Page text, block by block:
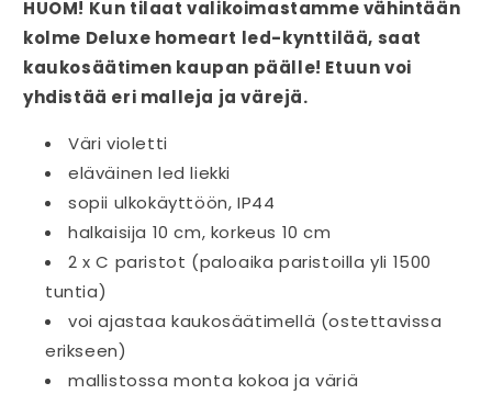
HUOM! Kun tilaat valikoimastamme vähintään
kolme Deluxe homeart led-kynttilää, saat
kaukosäätimen kaupan päälle! Etuun voi
yhdistää eri malleja ja värejä.
Väri violetti
eläväinen led liekki
sopii ulkokäyttöön, IP44
halkaisija 10 cm, korkeus 10 cm
2 x C paristot (paloaika paristoilla yli 1500
tuntia)
voi ajastaa kaukosäätimellä (ostettavissa
erikseen)
mallistossa monta kokoa ja väriä